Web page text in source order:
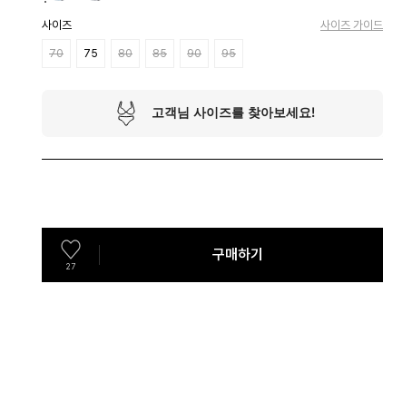
사이즈 사이즈 가이드
70 75 80 85 90 95
27
구매하기